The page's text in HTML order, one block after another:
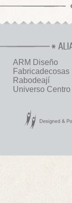
ARM Diseño
Fabricadecosas
Rabodeají
Universo Centro